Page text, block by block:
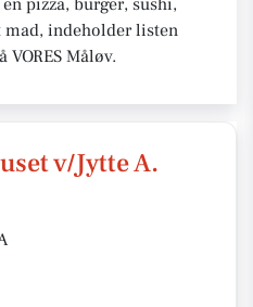
pizza, burger, sushi,
mad, indeholder listen
Måløv.
v/Jytte A.